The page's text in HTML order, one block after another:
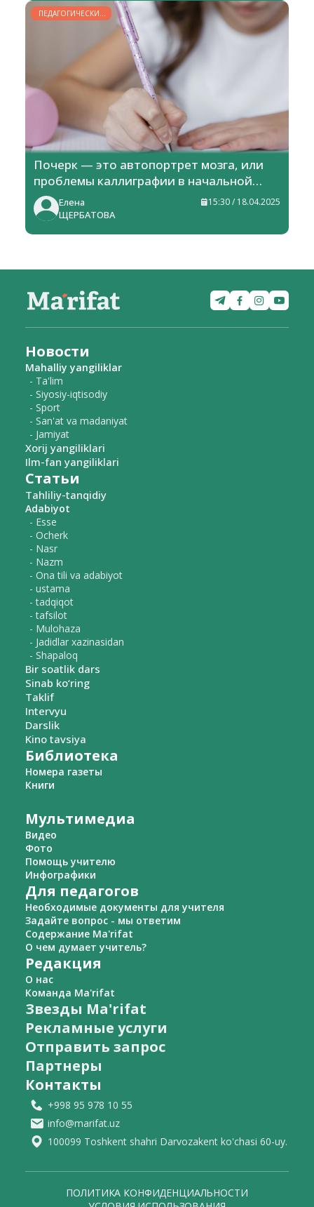
ПЕДАГОГИЧЕСКИЕ
РАЗМЫШЛЕНИЯ
Почерк — это автопортрет мозга, или
проблемы каллиграфии в начальной
школеЕлена
ЩЕРБАТОВА
15:30 / 18.04.2025
Новости
Mahalliy yangiliklar
- Ta'lim
- Siyosiy-iqtisodiy
- Sport
- San'at va madaniyat
- Jamiyat
Xorij yangiliklari
Ilm-fan yangiliklari
Статьи
Tahliliy-tanqidiy
Adabiyot
- Esse
- Ocherk
- Nasr
- Nazm
- Ona tili va adabiyot
- ustama
- tadqiqot
- tafsilot
- Mulohaza
- Jadidlar xazinasidan
- Shapaloq
Bir soatlik dars
Sinab ko‘ring
Taklif
Intervyu
Darslik
Kino tavsiya
Библиотека
Номера газеты
Книги
Мультимедиа
Видео
Фото
Помощь учителю
Инфографики
Для педагогов
Необходимые документы для учителя
Задайте вопрос - мы ответим
Содержание Ma'rifat
О чем думает учитель?
Редакция
О нас
Команда Ma'rifat
Звезды Ma'rifat
Рекламные услуги
Отправить запрос
Партнеры
Контакты
+998 95 978 10 55
info@marifat.uz
100099 Toshkent shahri Darvozakent ko'chasi 60-uy.
ПОЛИТИКА КОНФИДЕНЦИАЛЬНОСТИ